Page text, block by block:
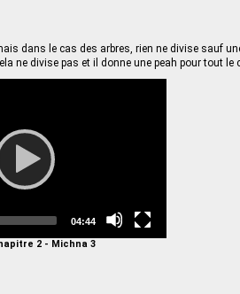
dans le cas des arbres, rien ne divise sauf
ne divise pas et il donne une peah pour tout le
Total
04:44
2 - Michna 3